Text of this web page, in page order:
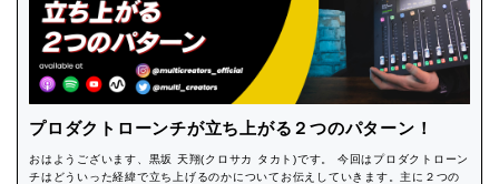
プロダクトローンチが立ち上がる２つのパターン！
おはようございます、黒坂 天翔(クロサカ タカト)です。 今回はプロダクトローン
チはどういった経緯で立ち上げるのかについてお伝えしていきます。主に２つの